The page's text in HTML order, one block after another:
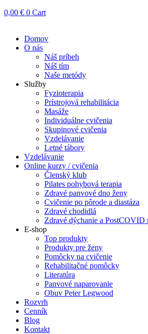
0,00 € 0 Cart
Domov
O nás
Náš príbeh
Náš tím
Naše metódy
Služby
Fyzioterapia
Prístrojová rehabilitácia
Masáže
Individuálne cvičenia
Skupinové cvičenia
Vzdelávanie
Letné tábory
Vzdelávanie
Online kurzy / cvičenia
Členský klub
Pilates pohybová terapia
Zdravé panvové dno ženy
Cvičenie po pôrode a diastáza
Zdravé chodidlá
Zdravé dýchanie a PostCOVID
E-shop
Top produkty
Produkty pre ženy
Pomôcky na cvičenie
Rehabilitačné pomôcky
Literatúra
Panvové naparovanie
Obuv Peter Legwood
Rozvrh
Cenník
Blog
Kontakt